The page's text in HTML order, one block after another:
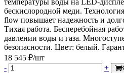
температуры воды на LED-
бескислородной меди.
flow повышает надежность и
Тихая работа. Бесперебойная
давлении воды и газа.
безопасности. Цвет: белый.
18 545 ₽/шт
-
+